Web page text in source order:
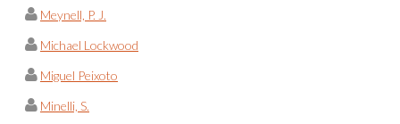
Meynell, P. J.
Michael Lockwood
Miguel Peixoto
Minelli, S.